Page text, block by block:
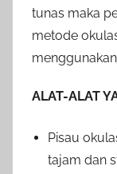
tunas maka
metode
ALAT-ALAT
Pisau
tajam dan